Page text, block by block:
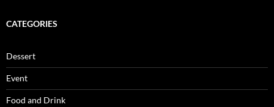
CATEGORIES
Dessert
Event
Food and Drink